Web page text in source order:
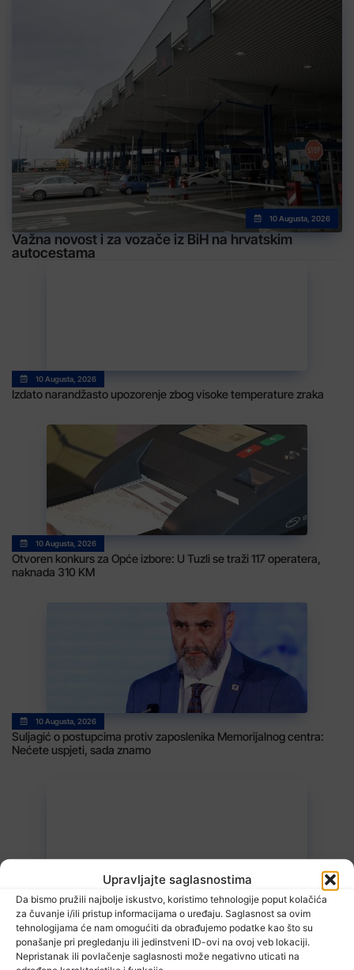
Upravljajte saglasnostima
Da bismo pružili najbolje iskustvo, koristimo tehnologije poput kolačića
za čuvanje i/ili pristup informacijama o uređaju. Saglasnost sa ovim
tehnologijama će nam omogućiti da obrađujemo podatke kao što su
ponašanje pri pregledanju ili jedinstveni ID-ovi na ovoj veb lokaciji.
Nepristanak ili povlačenje saglasnosti može negativno uticati na
10 Augusta, 2026
Važna novost i za vozače iz BiH na hrvatskim
autocestama
10 Augusta, 2026
Izdato narandžasto upozorenje zbog visoke temperature zraka
10 Augusta, 2026
Otvoren konkurs za Opće izbore: U Tuzli se traži 117 operatera,
naknada 310 KM
10 Augusta, 2026
Suljagić o postupcima protiv zaposlenika Memorijalnog centra:
Nećete uspjeti, sada znamo
10 Augusta, 2026
Danas isplata invalidnina za juli u Federaciji BiH